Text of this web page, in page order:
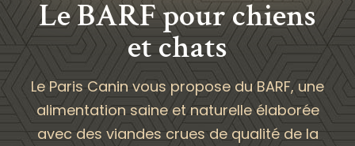
Le BARF pour chiens
et chats
Le Paris Canin vous propose du BARF, une
alimentation saine et naturelle élaborée
avec des viandes crues de qualité de la